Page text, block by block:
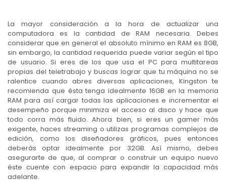
La mayor consideración a la hora de actualizar una
computadora es la cantidad de RAM necesaria. Debes
considerar que en general el absoluto mínimo en RAM es 8GB,
sin embargo, la cantidad requerida puede variar según el tipo
de usuario. Si eres de los que usa el PC para multitareas
propias del teletrabajo y buscas lograr que tu máquina no se
ralentice cuando abres diversas aplicaciones, Kingston te
recomienda que ésta tenga idealmente 16GB en la memoria
RAM para así cargar todas las aplicaciones e incrementar el
desempeño porque minimiza el acceso al disco y hace que
todo corra más fluido. Ahora bien, si eres un gamer más
exigente, haces streaming o utilizas programas complejos de
edición, como los diseñadores gráficos, pues entonces
deberás optar idealmente por 32GB. Así mismo, debes
asegurarte de que, al comprar o construir un equipo nuevo
éste cuente con espacio para expandir la capacidad más
adelante.